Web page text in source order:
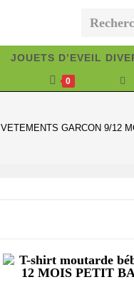
JOUETS D’EVEIL
0
VETEMENTS GARCON 9/12